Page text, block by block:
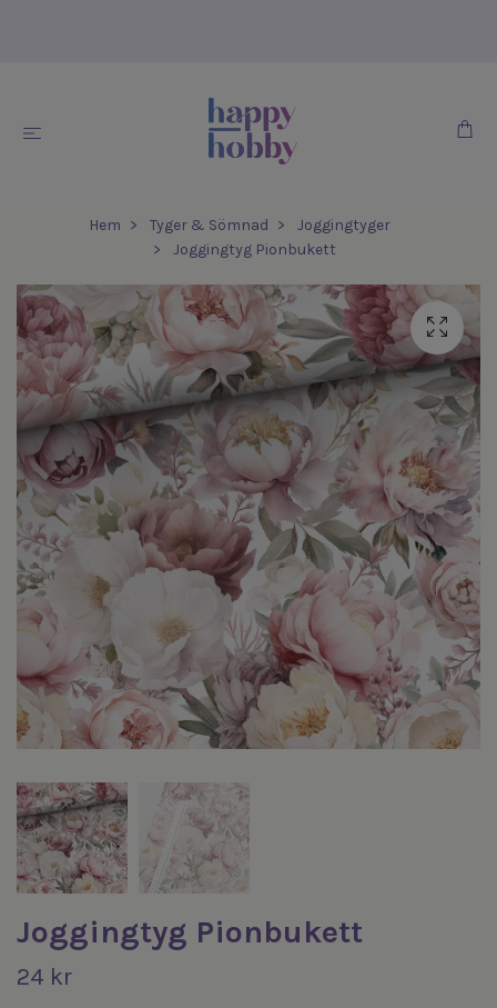
Hem Tyger & Sömnad
Joggingtyger
Joggingtyg Pionbukett
Joggingtyg Pionbukett
24 kr